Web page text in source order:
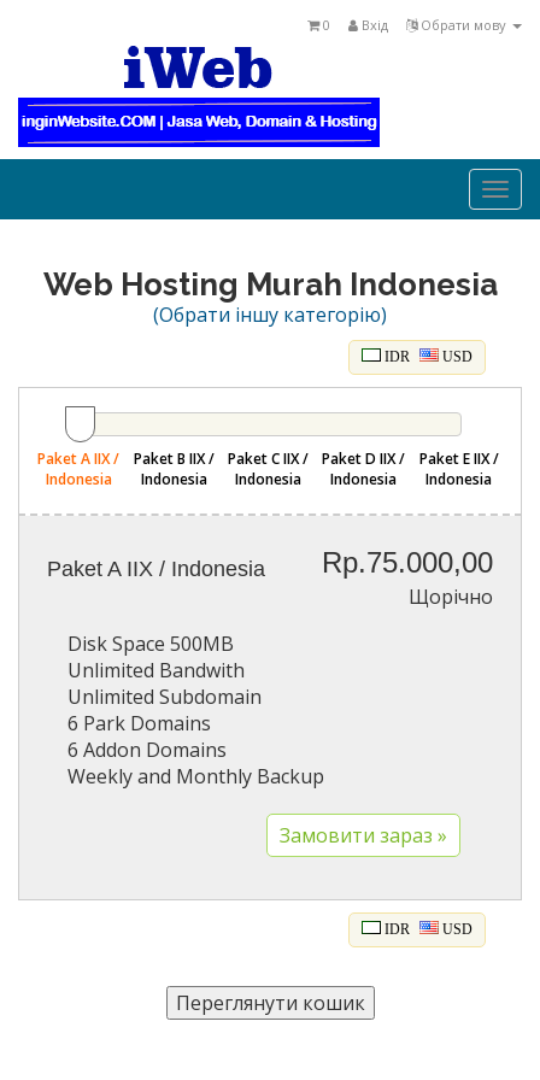
Обрати мову
Вхід
0
Web Hosting Murah Indonesia
(Обрати іншу категорію)
IDR USD
Paket A IIX /
Indonesia
Paket B IIX /
Indonesia
Paket C IIX /
Indonesia
Paket D IIX /
Indonesia
Paket E IIX /
Indonesia
Paket A IIX / Indonesia Rp.75.000,00
Щорічно
Disk Space 500MB
Unlimited Bandwith
Unlimited Subdomain
6 Park Domains
6 Addon Domains
Weekly and Monthly Backup
IDR USD